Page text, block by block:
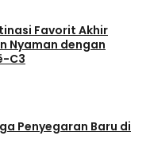
Favorit Akhir
Nyaman dengan
C3
di